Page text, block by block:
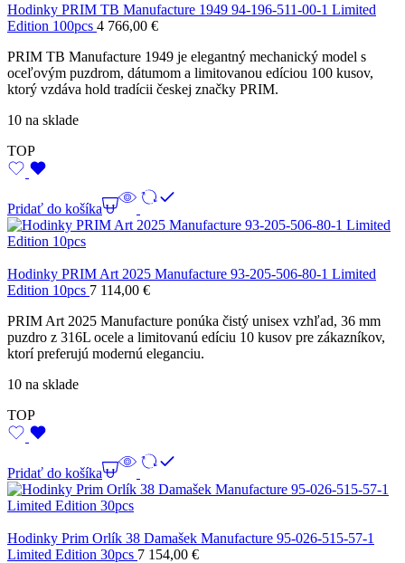
Hodinky PRIM TB Manufacture 1949 94-196-511-00-1 Limited
Edition 100pcs 4 766,00 €
PRIM TB Manufacture 1949 je elegantný mechanický model s
oceľovým puzdrom, dátumom a limitovanou edíciou 100 kusov,
ktorý vzdáva hold tradícii českej značky PRIM.
10 na sklade
TOP
Pridať do košíka
Hodinky PRIM Art 2025 Manufacture 93-205-506-80-1 Limited
Edition 10pcs 7 114,00 €
PRIM Art 2025 Manufacture ponúka čistý unisex vzhľad, 36 mm
puzdro z 316L ocele a limitovanú edíciu 10 kusov pre zákazníkov,
ktorí preferujú modernú eleganciu.
10 na sklade
TOP
Pridať do košíka
Hodinky Prim Orlík 38 Damašek Manufacture 95-026-515-57-1
Limited Edition 30pcs 7 154,00 €